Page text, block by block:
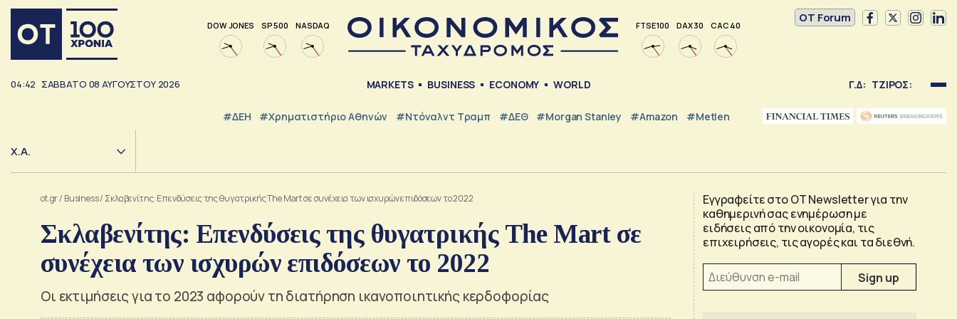
DOW JONES SP 500 NASDAQ FTSE 100 DAX 30 CAC 40
OT Forum
04:42 ΣΑΒΒΑΤΟ 08 ΑΥΓΟΥΣΤΟΥ 2026 MARKETS BUSINESS ECONOMY WORLD Γ.Δ: ΤΖΙΡΟΣ:
#ΔΕΗ #Χρηματιστήριο Αθηνών #Ντόναλντ Τραμπ #ΔΕΘ #Morgan Stanley #Amazon #Metlen
Χ.Α.
ot.gr/ Business/ Σκλαβενίτης: Επενδύσεις της θυγατρικής The Mart σε συνέχεια των ισχυρών επιδόσεων το 2022
Σκλαβενίτης: Επενδύσεις της θυγατρικής The Mart σε
συνέχεια των ισχυρών επιδόσεων το 2022
Οι εκτιμήσεις για το 2023 αφορούν τη διατήρηση ικανοποιητικής κερδοφορίας
Εγγραφείτε στο OT Newsletter για την
καθημερινή σας ενημέρωση με
ειδήσεις από την οικονομία, τις
επιχειρήσεις, τις αγορές και τα διεθνή.